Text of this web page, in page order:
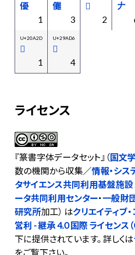
優
1
儺
3
𠀀
2
𠂇
U+20A2D
𠨭
1
U+29AD6
𩫖
4
ライセンス
『篆書字体データセット 』（国文
数の機関から収集／情報・シス
タサイエンス共同利用基盤施
ータ共同利用センター・一般財
研究所加工） はクリエイティブ
営利 - 継承 4.0 国際 ライセンス（
下に提供されています。 詳しくは
をご覧下さい。